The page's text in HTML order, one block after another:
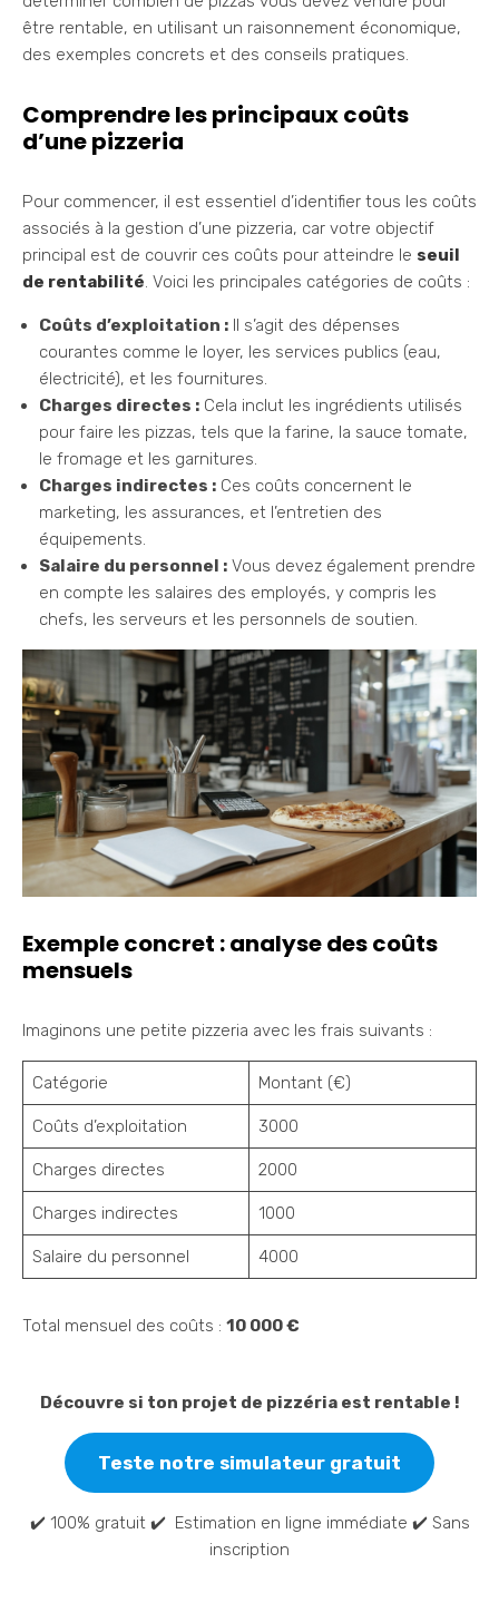
être rentable, en utilisant un raisonnement économique,
des exemples concrets et des conseils pratiques.
Comprendre les principaux coûts
d’une pizzeria
Pour commencer, il est essentiel d’identifier tous les coûts
associés à la gestion d’une pizzeria, car votre objectif
principal est de couvrir ces coûts pour atteindre le seuil
de rentabilité. Voici les principales catégories de coûts :
Coûts d’exploitation : Il s’agit des dépenses
courantes comme le loyer, les services publics (eau,
électricité), et les fournitures.
Charges directes : Cela inclut les ingrédients utilisés
pour faire les pizzas, tels que la farine, la sauce tomate,
le fromage et les garnitures.
Charges indirectes : Ces coûts concernent le
marketing, les assurances, et l’entretien des
équipements.
Salaire du personnel : Vous devez également prendre
en compte les salaires des employés, y compris les
chefs, les serveurs et les personnels de soutien.
Exemple concret : analyse des coûts
mensuels
Imaginons une petite pizzeria avec les frais suivants :
Catégorie Montant (€)
Coûts d’exploitation 3000
Charges directes 2000
Charges indirectes 1000
Salaire du personnel 4000
Total mensuel des coûts : 10 000 €
Découvre si ton projet de pizzéria est rentable !
Teste notre simulateur gratuit
✔️ 100% gratuit ✔️ Estimation en ligne immédiate ✔️ Sans
inscription